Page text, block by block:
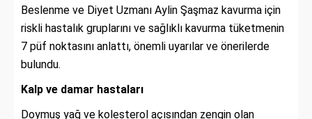
Beslenme ve Diyet Uzmanı Aylin Şaşmaz kavurma için
riskli hastalık gruplarını ve sağlıklı kavurma tüketmenin
7 püf noktasını anlattı, önemli uyarılar ve önerilerde
bulundu.
Kalp ve damar hastaları
Doymuş yağ ve kolesterol açısından zengin olan